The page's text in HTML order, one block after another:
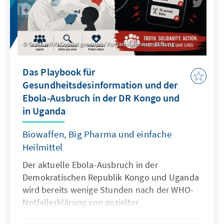
fragilen eigenen Machtbasis.
Grafik mit KI Copilot generiert / Konrad-Adenauer-Stiftung
Das Playbook für
Gesundheitsdesinformation und der
Ebola-Ausbruch in der DR Kongo und
in Uganda
Biowaffen, Big Pharma und einfache
Heilmittel
Der aktuelle Ebola-Ausbruch in der
Demokratischen Republik Kongo und Uganda
wird bereits wenige Stunden nach der WHO-
Notfallerklärung von gezielter